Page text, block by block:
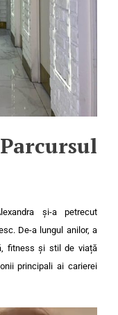
și-a petrecut
De-a lungul anilor, a
fitness și stil de viață
principali ai carierei